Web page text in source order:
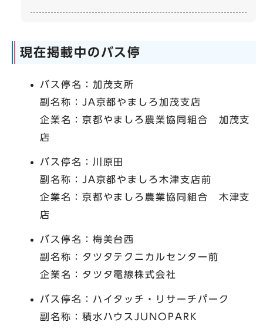
現在掲載中のバス停
バス停名：加茂支所
副名称：JA京都やましろ加茂支店
企業名：京都やましろ農業協同組合 加茂支
店
バス停名：川原田
副名称：JA京都やましろ木津支店前
企業名：京都やましろ農業協同組合 木津支
店
バス停名：梅美台西
副名称：タツタテクニカルセンター前
企業名：タツタ電線株式会社
バス停名：ハイタッチ・リサーチパーク
副名称：積水ハウスJUNOPARK